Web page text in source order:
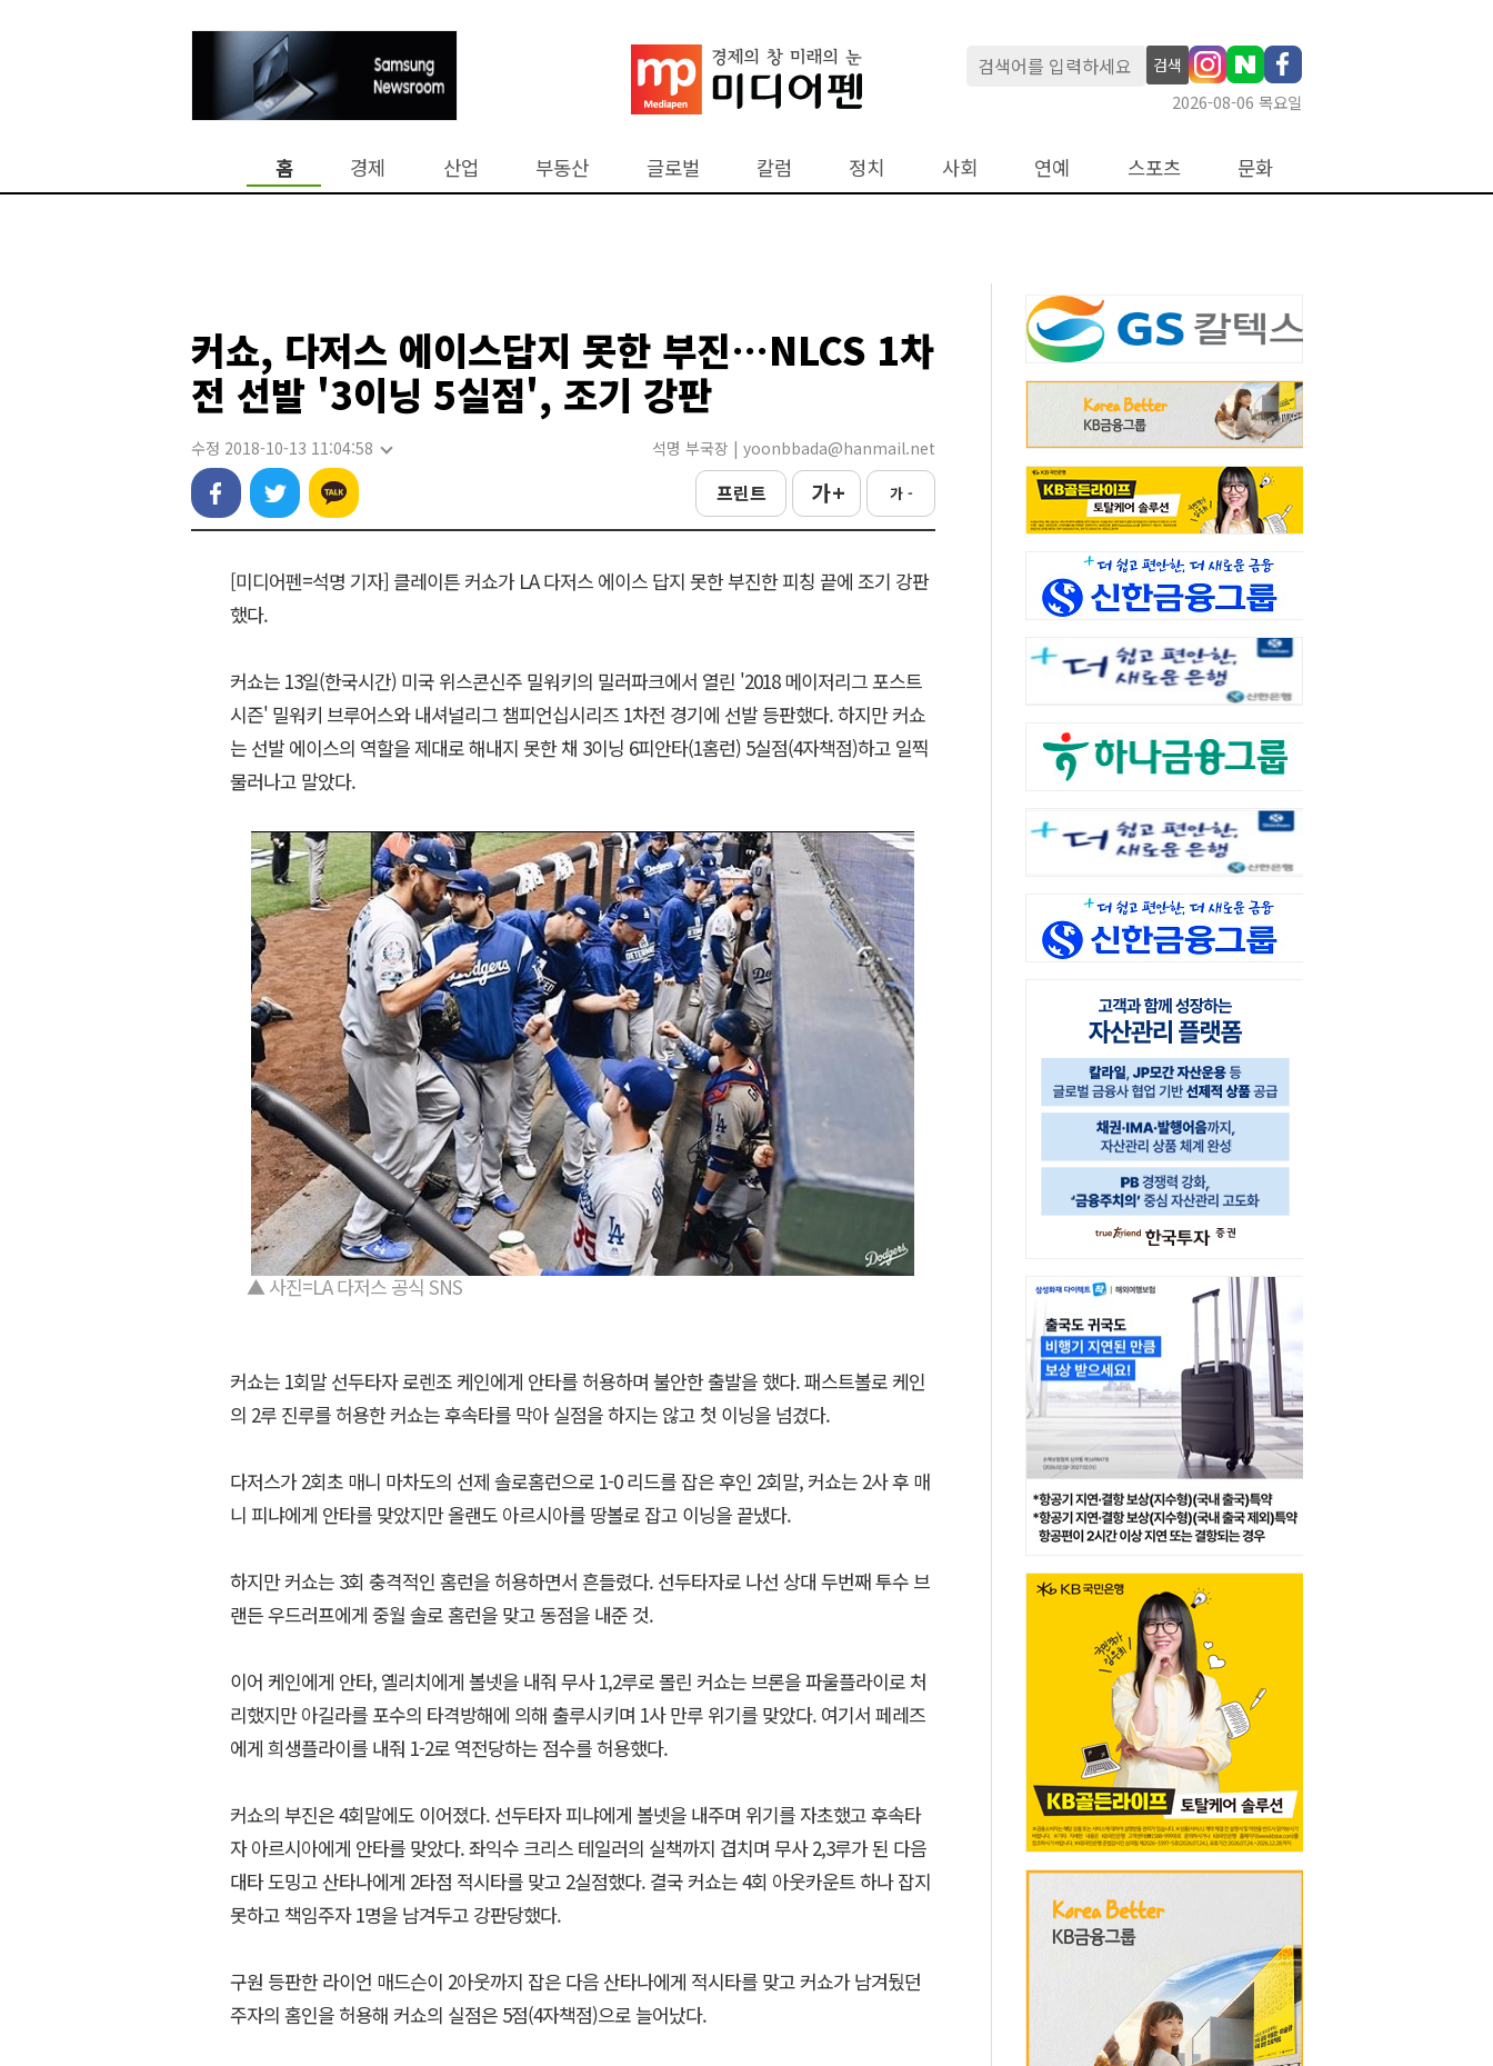
검색
2026-08-06 목요일
홈 경제 산업 부동산 글로벌 칼럼 정치 사회 연예 스포츠 문화
커쇼, 다저스 에이스답지 못한 부진…NLCS 1차
전 선발 '3이닝 5실점', 조기 강판
수정 2018-10-13 11:04:58 석명 부국장 | yoonbbada@hanmail.net
프린트 가 + 가 -
[미디어펜=석명 기자] 클레이튼 커쇼가 LA 다저스 에이스 답지 못한 부진한 피칭 끝에 조기 강판
했다.
커쇼는 13일(한국시간) 미국 위스콘신주 밀워키의 밀러파크에서 열린 '2018 메이저리그 포스트
시즌' 밀워키 브루어스와 내셔널리그 챔피언십시리즈 1차전 경기에 선발 등판했다. 하지만 커쇼
는 선발 에이스의 역할을 제대로 해내지 못한 채 3이닝 6피안타(1홈런) 5실점(4자책점)하고 일찍
물러나고 말았다.
▲ 사진=LA 다저스 공식 SNS
커쇼는 1회말 선두타자 로렌조 케인에게 안타를 허용하며 불안한 출발을 했다. 패스트볼로 케인
의 2루 진루를 허용한 커쇼는 후속타를 막아 실점을 하지는 않고 첫 이닝을 넘겼다.
다저스가 2회초 매니 마차도의 선제 솔로홈런으로 1-0 리드를 잡은 후인 2회말, 커쇼는 2사 후 매
니 피냐에게 안타를 맞았지만 올랜도 아르시아를 땅볼로 잡고 이닝을 끝냈다.
하지만 커쇼는 3회 충격적인 홈런을 허용하면서 흔들렸다. 선두타자로 나선 상대 두번째 투수 브
랜든 우드러프에게 중월 솔로 홈런을 맞고 동점을 내준 것.
이어 케인에게 안타, 옐리치에게 볼넷을 내줘 무사 1,2루로 몰린 커쇼는 브론을 파울플라이로 처
리했지만 아길라를 포수의 타격방해에 의해 출루시키며 1사 만루 위기를 맞았다. 여기서 페레즈
에게 희생플라이를 내줘 1-2로 역전당하는 점수를 허용했다.
커쇼의 부진은 4회말에도 이어졌다. 선두타자 피냐에게 볼넷을 내주며 위기를 자초했고 후속타
자 아르시아에게 안타를 맞았다. 좌익수 크리스 테일러의 실책까지 겹치며 무사 2,3루가 된 다음
대타 도밍고 산타나에게 2타점 적시타를 맞고 2실점했다. 결국 커쇼는 4회 아웃카운트 하나 잡지
못하고 책임주자 1명을 남겨두고 강판당했다.
구원 등판한 라이언 매드슨이 2아웃까지 잡은 다음 산타나에게 적시타를 맞고 커쇼가 남겨뒀던
주자의 홈인을 허용해 커쇼의 실점은 5점(4자책점)으로 늘어났다.